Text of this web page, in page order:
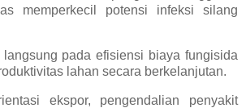
memperkecil potensi infeksi silang
pada efisiensi biaya fungisida
lahan secara berkelanjutan.
ekspor, pengendalian penyakit